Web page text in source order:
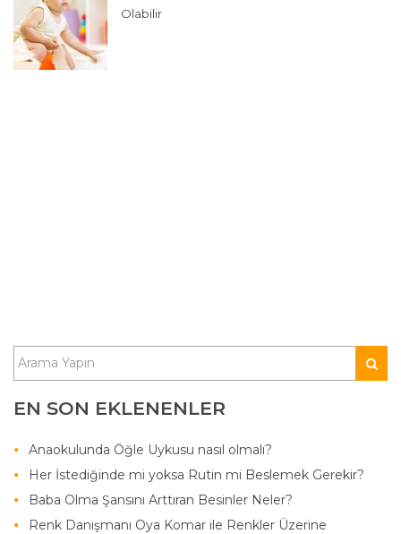
Olabilir
EN SON EKLENENLER
Anaokulunda Öğle Uykusu nasıl olmalı?
Her İstediğinde mi yoksa Rutin mi Beslemek Gerekir?
Baba Olma Şansını Arttıran Besinler Neler?
Renk Danışmanı Oya Komar ile Renkler Üzerine